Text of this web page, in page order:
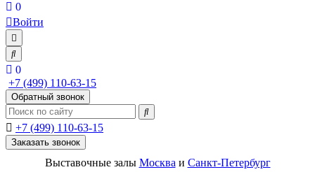
0
Войти
0
+7 (499) 110-63-15
Обратный звонок
+7 (499) 110-63-15
Заказать звонок
Выставочные залы Москва и Санкт-Петербург